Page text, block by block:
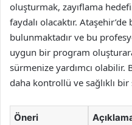
oluşturmak, zayıflama
faydalı olacaktır.
bulunmaktadır ve bu
uygun bir program
sürmenize yardımcı olabilir.
daha kontrollü ve sağlıklı
Öneri